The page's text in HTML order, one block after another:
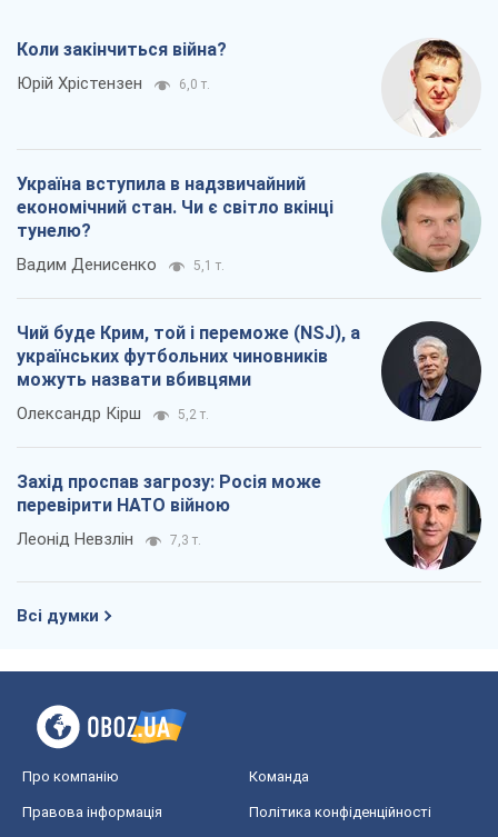
Коли закінчиться війна?
Юрій Хрістензен 6,0 т.
Україна вступила в надзвичайний
економічний стан. Чи є світло вкінці
тунелю?
Вадим Денисенко 5,1 т.
Чий буде Крим, той і переможе (NSJ), а
українських футбольних чиновників
можуть назвати вбивцями
Олександр Кірш 5,2 т.
Захід проспав загрозу: Росія може
перевірити НАТО війною
Леонід Невзлін 7,3 т.
Всі думки
Про компанію Команда
Правова інформація Політика конфіденційності